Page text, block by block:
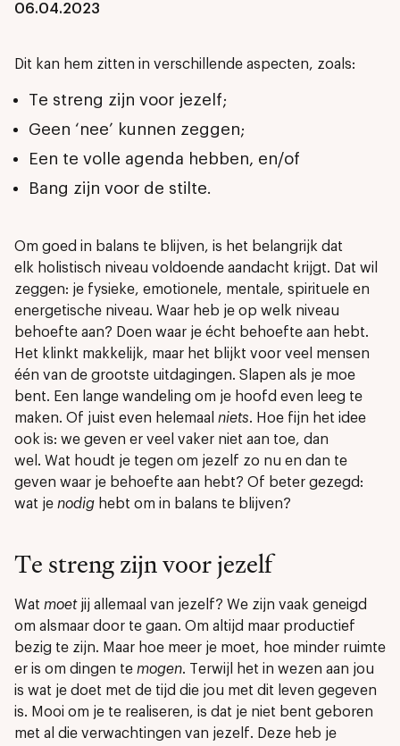
06.04.2023
Dit kan hem zitten in verschillende aspecten, zoals:
Te streng zijn voor jezelf;
Geen ‘nee’ kunnen zeggen;
Een te volle agenda hebben, en/of
Bang zijn voor de stilte.
Om goed in balans te blijven, is het belangrijk dat
elk holistisch niveau voldoende aandacht krijgt. Dat wil
zeggen: je fysieke, emotionele, mentale, spirituele en
energetische niveau. Waar heb je op welk niveau
behoefte aan? Doen waar je écht behoefte aan hebt.
Het klinkt makkelijk, maar het blijkt voor veel mensen
één van de grootste uitdagingen. Slapen als je moe
bent. Een lange wandeling om je hoofd even leeg te
maken. Of juist even helemaal niets. Hoe fijn het idee
ook is: we geven er veel vaker niet aan toe, dan
wel. Wat houdt je tegen om jezelf zo nu en dan te
geven waar je behoefte aan hebt? Of beter gezegd:
wat je nodig hebt om in balans te blijven?
Te streng zijn voor jezelf
Wat moetjij allemaal van jezelf? We zijn vaak geneigd
om alsmaar door te gaan. Om altijd maar productief
bezig te zijn. Maar hoe meer je moet, hoe minder ruimte
er is om dingen te mogen. Terwijl het in wezen aan jou
is wat je doet met de tijd die jou met dit leven gegeven
is. Mooi om je te realiseren, is dat je niet bent geboren
met al die verwachtingen van jezelf. Deze heb je